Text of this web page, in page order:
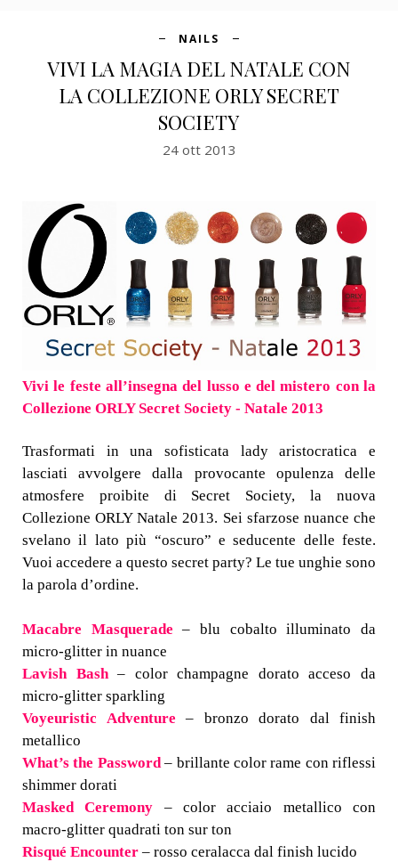
NAILS
VIVI LA MAGIA DEL NATALE CON
LA COLLEZIONE ORLY SECRET
SOCIETY
24 ott 2013
Vivi le feste all’insegna del lusso e del mistero con la
Collezione ORLY Secret Society - Natale 2013
Trasformati in una sofisticata lady aristocratica e
lasciati avvolgere dalla provocante opulenza delle
atmosfere proibite di Secret Society, la nuova
Collezione ORLY Natale 2013. Sei sfarzose nuance che
svelano il lato più “oscuro” e seducente delle feste.
Vuoi accedere a questo secret party? Le tue unghie sono
la parola d’ordine.
Macabre Masquerade – blu cobalto illuminato da
micro-glitter in nuance
Lavish Bash– color champagne dorato acceso da
micro-glitter sparkling
Voyeuristic Adventure – bronzo dorato dal finish
metallico
What’s the Password– brillante color rame con riflessi
shimmer dorati
Masked Ceremony – color acciaio metallico con
macro-glitter quadrati ton sur ton
Risqué Encounter – rosso ceralacca dal finish lucido